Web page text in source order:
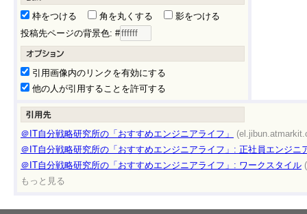
枠をつける 角を丸くする
影をつける
投稿先ページの背景色: #
引用画像内のリンクを有効にする
他の人が引用することを許可する
＠IT自分戦略研究所の「おすすめエンジニアライフ」
＠IT自分戦略研究所の「おすすめエンジニアライフ」: 正社員エンジニ
＠IT自分戦略研究所の「おすすめエンジニアライフ」: ワークスタイル
もっと見る